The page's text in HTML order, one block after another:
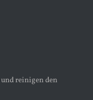
und reinigen den